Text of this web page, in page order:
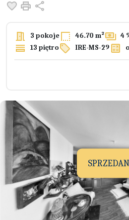
Dodaj do ulubionych
Drukuj
3 pokoje 46.70 m² 4
13 piętro IRE-MS-29